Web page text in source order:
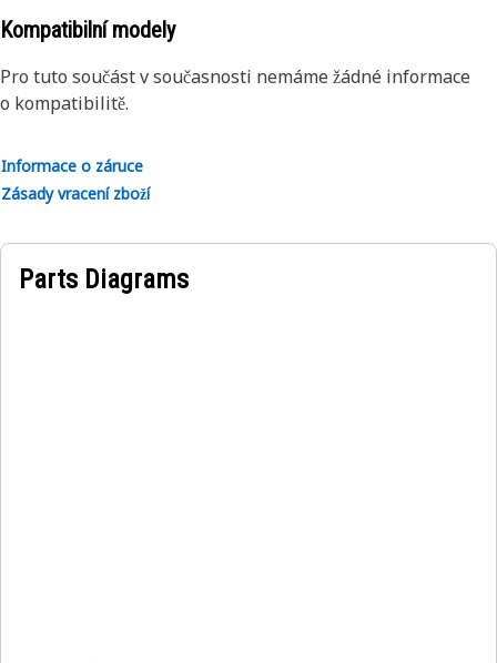
Kompatibilní modely
Pro tuto součást v současnosti nemáme žádné informace
o kompatibilitě.
Informace o záruce
Zásady vracení zboží
Parts Diagrams